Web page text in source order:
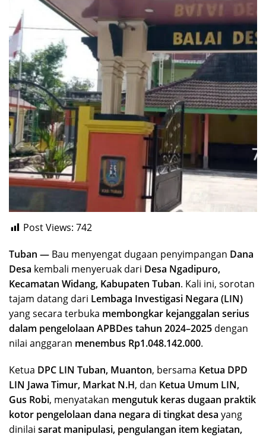
Post Views: 742
Tuban — Bau menyengat dugaan penyimpangan Dana
Desa kembali menyeruak dari Desa Ngadipuro,
Kecamatan Widang, Kabupaten Tuban. Kali ini, sorotan
tajam datang dari Lembaga Investigasi Negara (LIN)
yang secara terbuka membongkar kejanggalan serius
dalam pengelolaan APBDes tahun 2024–2025 dengan
nilai anggaran menembus Rp1.048.142.000.
Ketua DPC LIN Tuban, Muanton, bersama Ketua DPD
LIN Jawa Timur, Markat N.H, dan Ketua Umum LIN,
Gus Robi, menyatakan mengutuk keras dugaan praktik
kotor pengelolaan dana negara di tingkat desa yang
dinilai sarat manipulasi, pengulangan item kegiatan,